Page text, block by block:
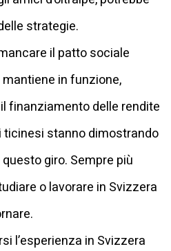
strategie.
il patto sociale
in funzione,
finanziamento delle rendite
ticinesi stanno dimostrando
giro. Sempre più
o lavorare in Svizzera
l’esperienza in Svizzera